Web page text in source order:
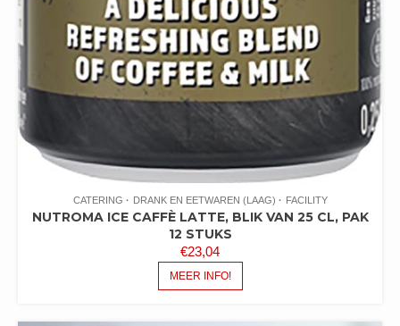
CATERING DRANK EN EETWAREN (LAAG) FACILITY
NUTROMA ICE CAFFÈ LATTE, BLIK VAN 25 CL, PAK
12 STUKS
€23,04
MEER INFO!